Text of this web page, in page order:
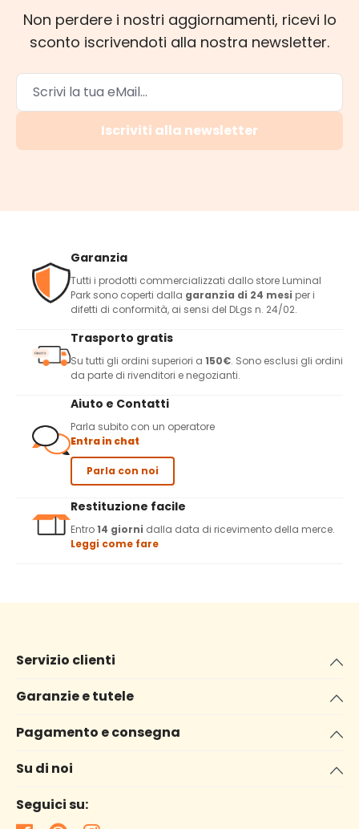
Non perdere i nostri aggiornamenti, ricevi lo
sconto iscrivendoti alla nostra newsletter.
Iscriviti alla newsletter
Garanzia
Tutti i prodotti commercializzati dallo store Luminal
Park sono coperti dalla garanzia di 24 mesi per i
difetti di conformità, ai sensi del DLgs n. 24/02.
Trasporto gratis
Su tutti gli ordini superiori a 150€. Sono esclusi gli ordini
da parte di rivenditori e negozianti.
Aiuto e Contatti
Parla subito con un operatore
Entra in chat
Parla con noi
Restituzione facile
Entro14 giorni dalla data di ricevimento della merce.
Leggi come fare
Servizio clienti
Garanzie e tutele
Pagamento e consegna
Su di noi
Seguici su: